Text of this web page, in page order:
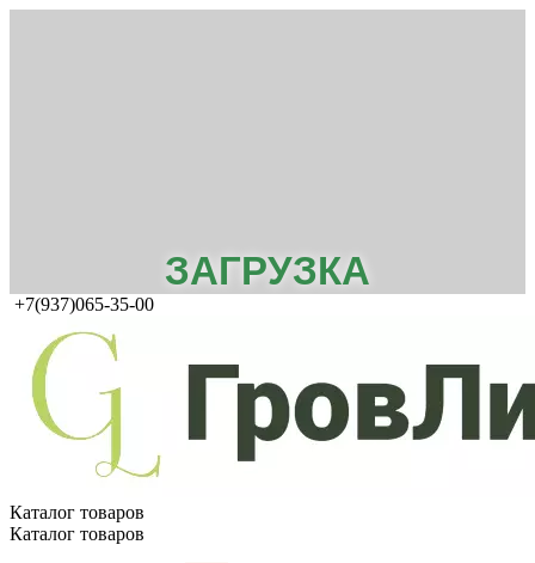
ЗАГРУЗКА
+7(937)065-35-00
Каталог товаров
Каталог товаров